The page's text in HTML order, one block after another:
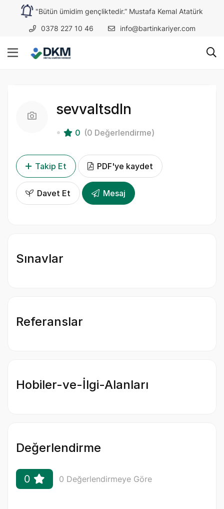
"Bütün ümidim gençliktedir.” Mustafa Kemal Atatürk
0378 227 10 46 info@bartinkariyer.com
sevvaltsdln
0 (0 Değerlendirme)
Takip Et PDF'ye kaydet
Davet Et Mesaj
Sınavlar
Referanslar
Hobiler-ve-İlgi-Alanları
Değerlendirme
0 0 Değerlendirmeye Göre